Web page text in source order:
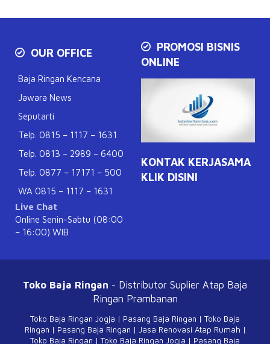
OUR OFFICE
Baja Ringan Kencana
Jawara News
Seputarti
Telp. 0815 – 1117 – 1631
Telp. 0813 – 2989 – 6400
Telp. 0877 – 17171 – 500
WA 0815 – 1117 – 1631
Live Chat
Online Senin-Sabtu (08:00
– 16:00) WIB
PROMOSI BISNIS
ONLINE
KONTAK KERJASAMA
KLIK DISINI
Toko Baja Ringan - Distributor Suplier Atap Baja
Ringan Prambanan
Toko Baja Ringan Jogja | Pasang Baja Ringan | Toko Baja
Ringan | Pasang Baja Ringan | Jasa Renovasi Atap Rumah |
Toko Baja Ringan | Toko Baja Ringan Jogja | Pasang Baja